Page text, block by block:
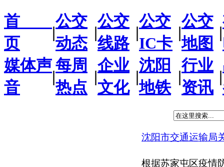
首
页
|
公交
动态
|
公交
线路
|
公交
IC卡
|
公交
地图
|
媒体声
音
|
每周
热点
|
企业
文化
|
沈阳
地铁
|
行业
资讯
|
沈阳市交通运输局
根据苏家屯区疫情